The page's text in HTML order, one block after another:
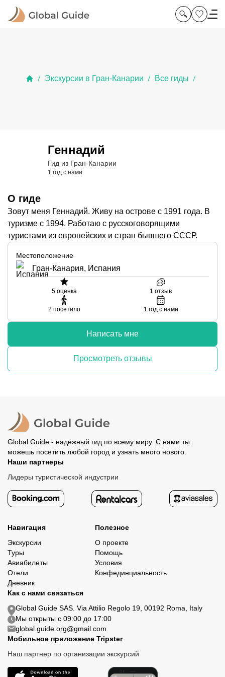
/ Экскурсии в Гран-Канарии / Все гиды /
Геннадий
Гид из Гран-Канарии
1 год с нами
О гиде
Зовут меня Геннадий. Живу на острове с 1991 года. В
туризме с 1994. Работаю с русскоговорящими
туристами из европейских и стран бывшего СССР.
Местоположение
Гран-Канария, Испания
5 оценка 1 отзыв
2 посетило 1 год с нами
Написать мне
Просмотреть отзывы
Global Guide - надежный гид по всему миру. С нами ты
можешь посетить любой город и узнать много нового.
Наши партнеры
Лидеры туристической индустрии
Навигация
Экскурсии
Туры
Авиабилеты
Отели
Дневник
Полезное
О проекте
Помощь
Условия
Конфединциальность
Как с нами связаться
Global Guide SAS. Via Attilio Regolo 19, 00192 Roma, Italy
Мы открыты с 09:00 до 17:00
global.guide.org@gmail.com
Мобильное приложение Tripster
Наш партнер по организации экскурсий